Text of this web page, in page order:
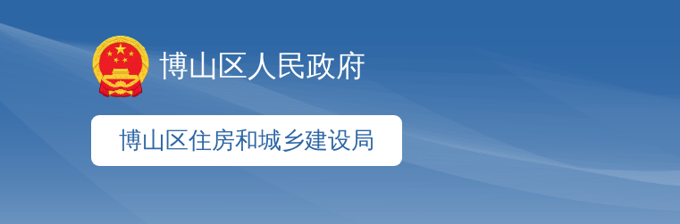
博山区人民政府
博山区住房和城乡建设局